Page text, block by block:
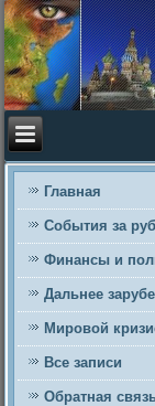
Главная
События за
Финансы и
Дальнее
Мировой
Все записи
Обратная